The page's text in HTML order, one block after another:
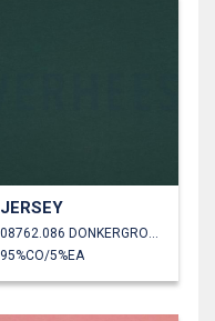
JERSEY
08762.086 DONKERGROEN
95%CO/5%EA